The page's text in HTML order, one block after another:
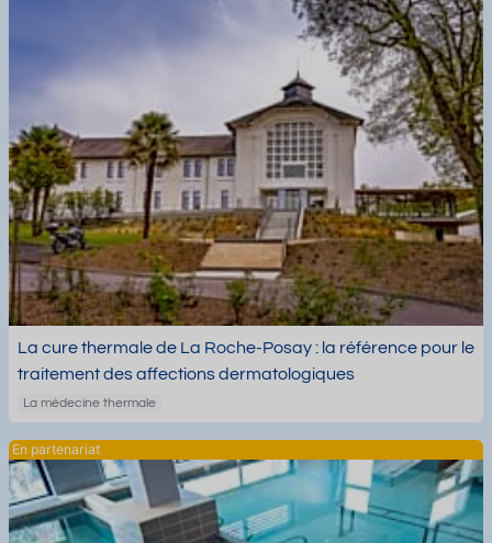
La cure thermale de La Roche-Posay : la référence pour le
traitement des affections dermatologiques
La médecine thermale